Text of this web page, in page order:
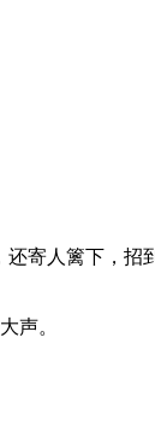
寄人篱下，招
声。